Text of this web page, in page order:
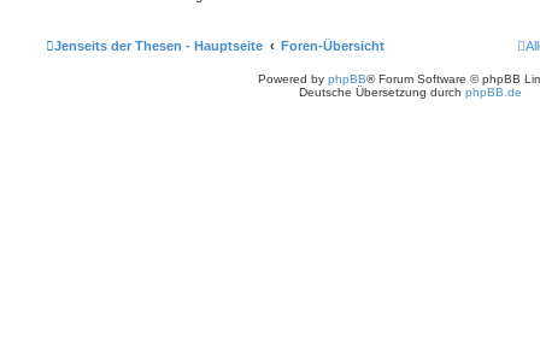
Jenseits der Thesen - Hauptseite Foren-Übersicht
Powered by phpBB® Forum Software © phpBB
Deutsche Übersetzung durch phpBB.de